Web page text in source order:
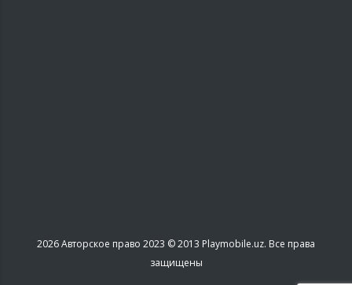
2026Авторское право 2023 © 2013 Playmobile.uz. Все права
защищены